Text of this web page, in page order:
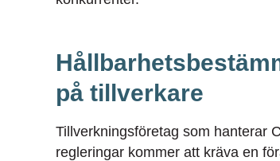
på tillverkare
Tillverkningsföretag som hanterar
regleringar kommer att kräva en